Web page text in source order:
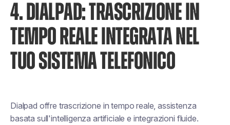
4. DIALPAD: TRASCRIZIONE IN
TEMPO REALE INTEGRATA NEL
TUO SISTEMA TELEFONICO
Dialpad offre trascrizione in tempo reale, assistenza
basata sull'intelligenza artificiale e integrazioni fluide.